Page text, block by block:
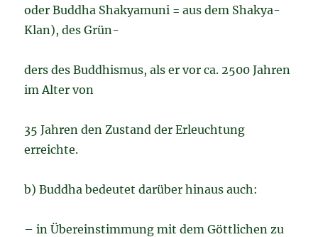
oder Buddha Shakyamuni = aus dem Shakya-
Klan), des Grün-
ders des Buddhismus, als er vor ca. 2500 Jahren
im Alter von
35 Jahren den Zustand der Erleuchtung
erreichte.
b) Buddha bedeutet darüber hinaus auch:
– in Übereinstimmung mit dem Göttlichen zu